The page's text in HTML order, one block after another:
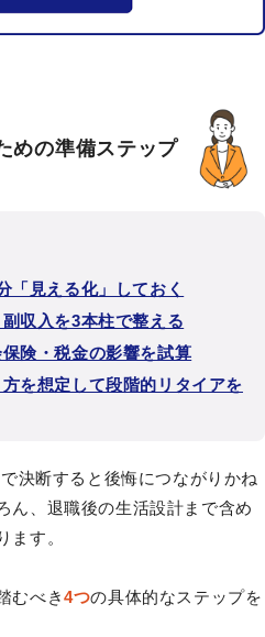
めの準備ステップ
「見える化」しておく
収入を3本柱で整える
険・税金の影響を試算
を想定して段階的リタイアを
決断すると後悔につながりかね
ん、退職後の生活設計まで含め
ます。
むべき4つの具体的なステップを